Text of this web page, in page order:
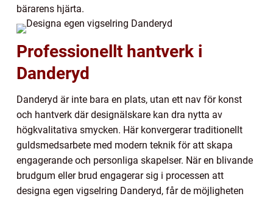
bärarens hjärta.
Professionellt hantverk i
Danderyd
Danderyd är inte bara en plats, utan ett nav för konst
och hantverk där designälskare kan dra nytta av
högkvalitativa smycken. Här konvergerar traditionellt
guldsmedsarbete med modern teknik för att skapa
engagerande och personliga skapelser. När en blivande
brudgum eller brud engagerar sig i processen att
designa egen vigselring Danderyd, får de möjligheten